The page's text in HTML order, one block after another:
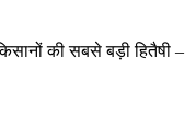
की सबसे बड़ी हितैषी –